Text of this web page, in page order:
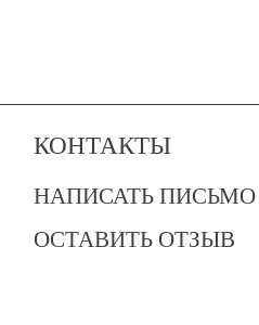
КОНТАКТЫ
НАПИСАТЬ ПИСЬМО
ОСТАВИТЬ ОТЗЫВ